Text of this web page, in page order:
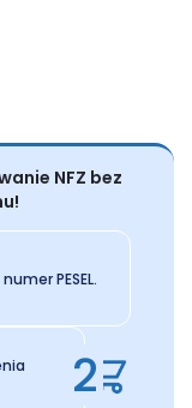
NFZ bez
PESEL.
2